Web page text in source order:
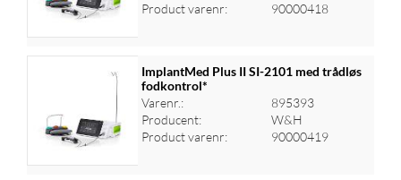
Product varenr:
90000418
Log ind for at se priser
ImplantMed Plus II SI-2101 med trådløs
fodkontrol*
Varenr.:
895393
Producent:
W&H
Product varenr:
90000419